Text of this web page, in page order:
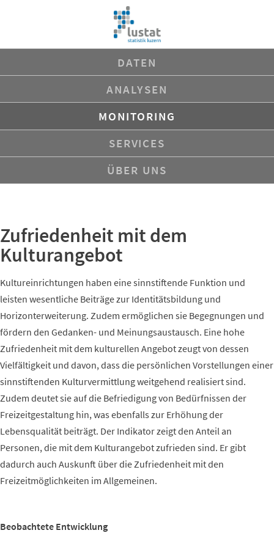
DATEN
ANALYSEN
MONITORING
SERVICES
ÜBER UNS
Zufriedenheit mit dem
Kulturangebot
Kultureinrichtungen haben eine sinnstiftende Funktion und
leisten wesentliche Beiträge zur Identitätsbildung und
Horizonterweiterung. Zudem ermöglichen sie Begegnungen und
fördern den Gedanken- und Meinungsaustausch. Eine hohe
Zufriedenheit mit dem kulturellen Angebot zeugt von dessen
Vielfältigkeit und davon, dass die persönlichen Vorstellungen einer
sinnstiftenden Kulturvermittlung weitgehend realisiert sind.
Zudem deutet sie auf die Befriedigung von Bedürfnissen der
Freizeitgestaltung hin, was ebenfalls zur Erhöhung der
Lebensqualität beiträgt. Der Indikator zeigt den Anteil an
Personen, die mit dem Kulturangebot zufrieden sind. Er gibt
dadurch auch Auskunft über die Zufriedenheit mit den
Freizeitmöglichkeiten im Allgemeinen.
Beobachtete Entwicklung